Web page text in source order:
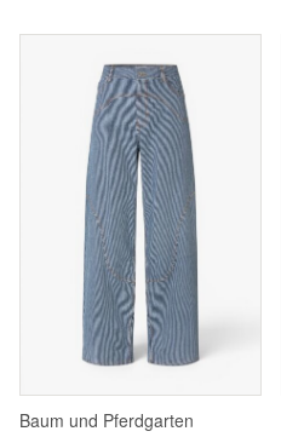
Baum und Pferdgarten